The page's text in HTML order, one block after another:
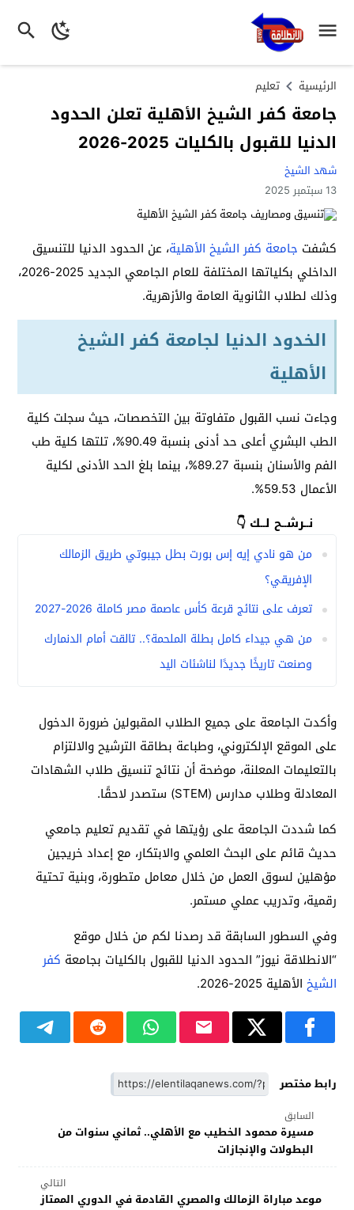
الرئيسية تعليم
جامعة كفر الشيخ الأهلية تعلن الحدود
الدنيا للقبول بالكليات 2025-2026
شهد الشيخ
13 سبتمبر 2025
كشفت جامعة كفر الشيخ الأهلية، عن الحدود الدنيا للتنسيق
الداخلي بكلياتها المختلفة للعام الجامعي الجديد 2025-2026،
وذلك لطلاب الثانوية العامة والأزهرية.
الخدود الدنيا لجامعة كفر الشيخ
الأهلية
وجاءت نسب القبول متفاوتة بين التخصصات، حيث سجلت كلية
الطب البشري أعلى حد أدنى بنسبة 90.49%، تلتها كلية طب
الفم والأسنان بنسبة 89.27%، بينما بلغ الحد الأدنى لكلية
الأعمال 59.53%.
نــرشــح لــك 👇
من هو نادي إيه إس بورت بطل جيبوتي طريق الزمالك
الإفريقي؟
تعرف على نتائج قرعة كأس عاصمة مصر كاملة 2026-2027
من هي جيداء كامل بطلة الملحمة؟.. تالقت أمام الدنمارك
وصنعت تاريخًا جديدًا لناشئات اليد
وأكدت الجامعة على جميع الطلاب المقبولين ضرورة الدخول
على الموقع الإلكتروني، وطباعة بطاقة الترشيح والالتزام
بالتعليمات المعلنة، موضحة أن نتائج تنسيق طلاب الشهادات
المعادلة وطلاب مدارس (STEM) ستصدر لاحقًا.
كما شددت الجامعة على رؤيتها في تقديم تعليم جامعي
حديث قائم على البحث العلمي والابتكار، مع إعداد خريجين
مؤهلين لسوق العمل من خلال معامل متطورة، وبنية تحتية
رقمية، وتدريب عملي مستمر.
وفي السطور السابقة قد رصدنا لكم من خلال موقع
“الانطلاقة نيوز” الحدود الدنيا للقبول بالكليات بجامعة كفر
الشيخ الأهلية 2025-2026.
رابط مختصر
السابق
مسيرة محمود الخطيب مع الأهلي.. ثماني سنوات من
البطولات والإنجازات
التالي
موعد مباراة الزمالك والمصري القادمة في الدوري الممتاز